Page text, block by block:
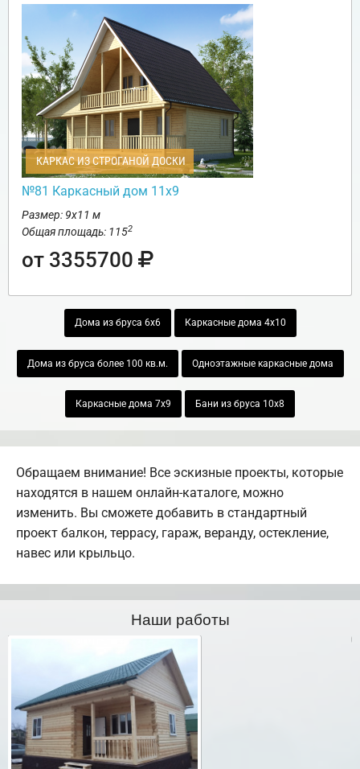
КАРКАС ИЗ СТРОГАНОЙ ДОСКИ
№81 Каркасный дом 11х9
Размер: 9х11 м
Общая площадь: 1152
от 3355700
Дома из бруса 6х6 Каркасные дома 4х10
Дома из бруса более 100 кв.м. Одноэтажные каркасные дома
Каркасные дома 7х9 Бани из бруса 10х8
Обращаем внимание! Все эскизные проекты, которые
находятся в нашем онлайн-каталоге, можно
изменить. Вы сможете добавить в стандартный
проект балкон, террасу, гараж, веранду, остекление,
навес или крыльцо.
Наши работы